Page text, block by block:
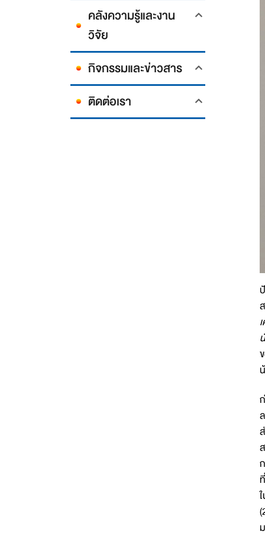
คลังความรู้และงาน
วิจัย
กิจกรรมและข่าวสาร
ติดต่อเรา